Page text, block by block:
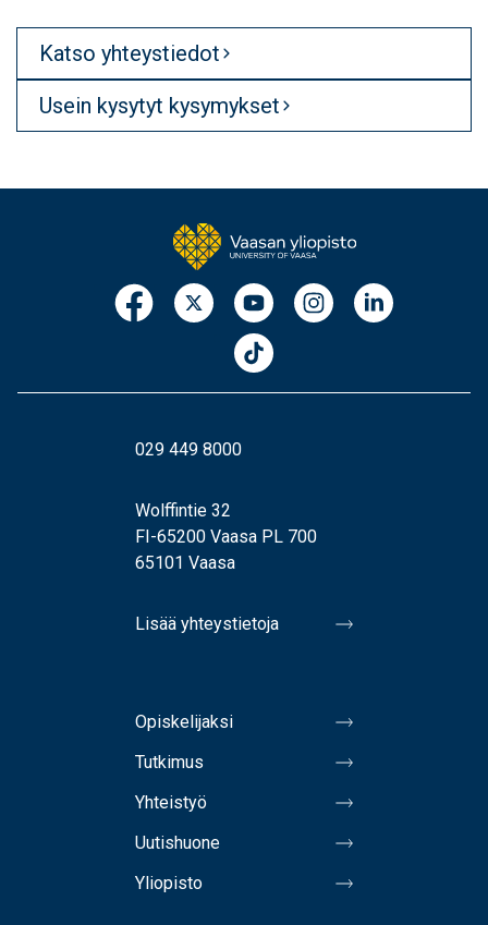
Katso yhteystiedot
Usein kysytyt kysymykset
029 449 8000
Wolffintie 32
FI-65200 Vaasa PL 700
65101 Vaasa
Lisää yhteystietoja
Opiskelijaksi
Tutkimus
Yhteistyö
Uutishuone
Yliopisto